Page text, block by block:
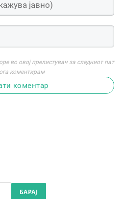
во овој прелистувач за следниот пат
коментирам
коментар
БАРАЈ